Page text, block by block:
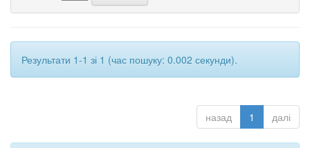
Результати 1-1 зі 1 (час пошуку: 0.002 секунди).
назад 1 далі